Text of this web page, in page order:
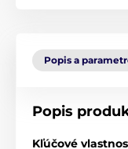
Popis a
Popis
Kľúčové